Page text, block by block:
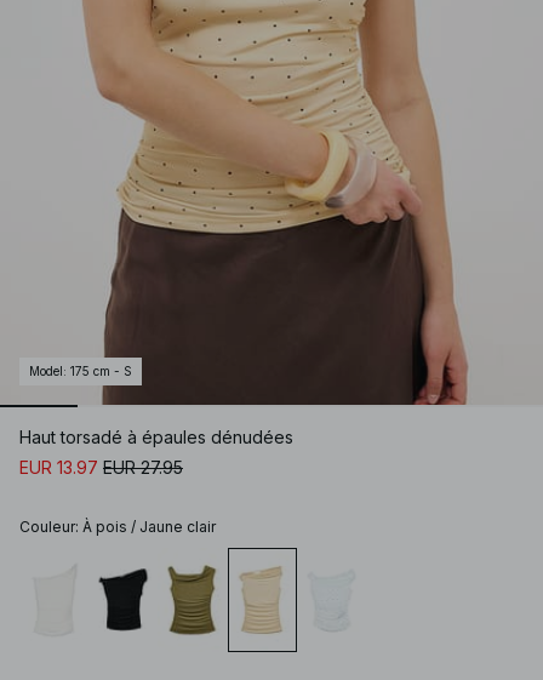
Model : 175 cm - S
Haut torsadé à épaules dénudées
EUR 13.97 EUR 27.95
Couleur: À pois / Jaune clair